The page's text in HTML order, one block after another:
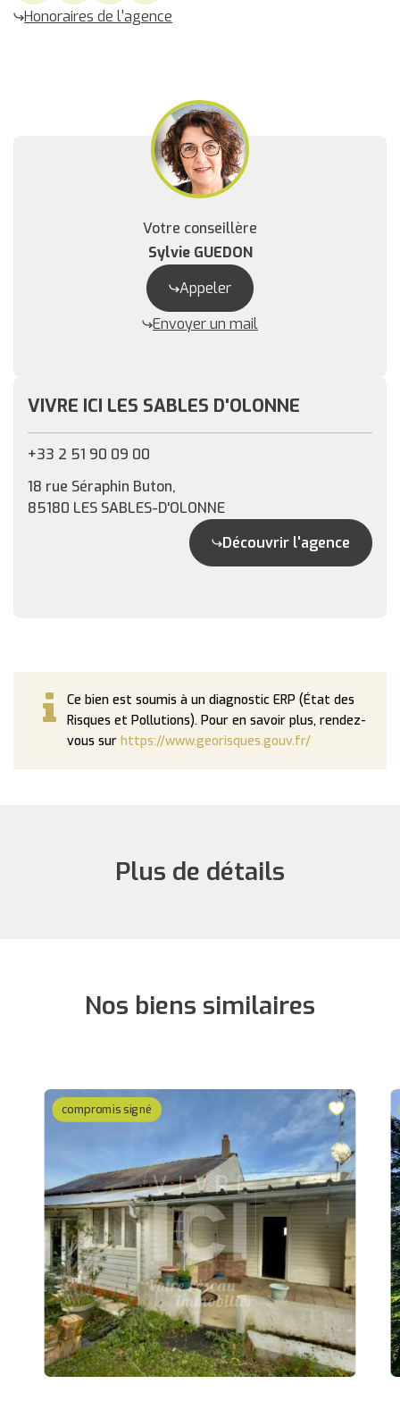
Honoraires de l'agence
Votre conseillère
Sylvie GUEDON
Appeler
Envoyer un mail
VIVRE ICI LES SABLES D'OLONNE
+33 2 51 90 09 00
18 rue Séraphin Buton,
85180 LES SABLES-D'OLONNE
Découvrir l'agence
Ce bien est soumis à un diagnostic ERP (État des
Risques et Pollutions). Pour en savoir plus, rendez-
vous sur https://www.georisques.gouv.fr/
Plus de détails
Nos biens similaires
compromis signé